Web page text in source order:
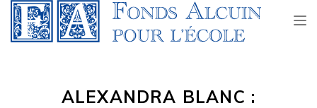
ALEXANDRA BLANC :